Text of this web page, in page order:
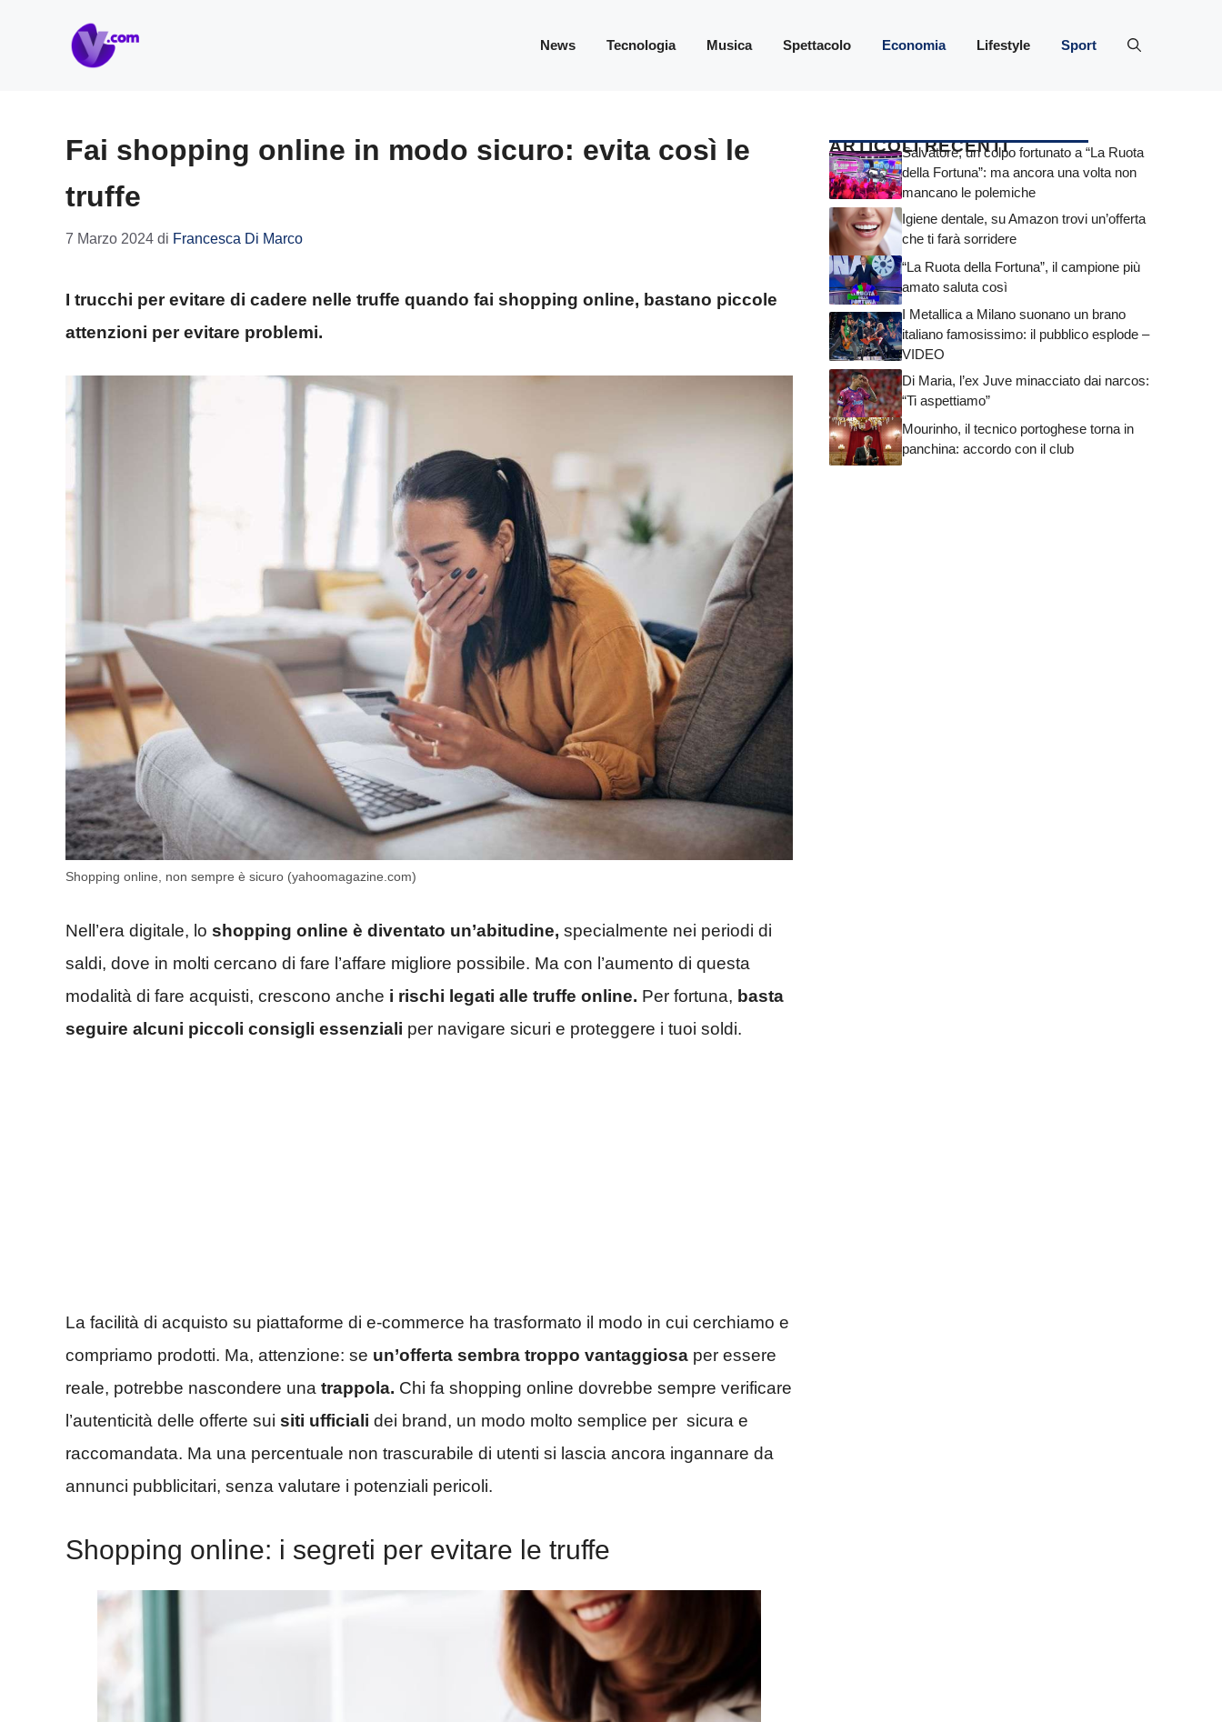
News Tecnologia Musica Spettacolo Economia Lifestyle Sport
Fai shopping online in modo sicuro: evita così le
truffe
7 Marzo 2024 di Francesca Di Marco
I trucchi per evitare di cadere nelle truffe quando fai shopping online, bastano piccole
attenzioni per evitare problemi.
Shopping online, non sempre è sicuro (yahoomagazine.com)
Nell’era digitale, lo shopping online è diventato un’abitudine, specialmente nei periodi di
saldi, dove in molti cercano di fare l’affare migliore possibile. Ma con l’aumento di questa
modalità di fare acquisti, crescono anche i rischi legati alle truffe online. Per fortuna, basta
seguire alcuni piccoli consigli essenziali per navigare sicuri e proteggere i tuoi soldi.
La facilità di acquisto su piattaforme di e-commerce ha trasformato il modo in cui cerchiamo e
compriamo prodotti. Ma, attenzione: se un’offerta sembra troppo vantaggiosa per essere
reale, potrebbe nascondere una trappola. Chi fa shopping online dovrebbe sempre verificare
l’autenticità delle offerte sui siti ufficiali dei brand, un modo molto semplice per sicura e
raccomandata. Ma una percentuale non trascurabile di utenti si lascia ancora ingannare da
annunci pubblicitari, senza valutare i potenziali pericoli.
Shopping online: i segreti per evitare le truffe
ARTICOLI RECENTI
Salvatore, un colpo fortunato a “La Ruota
della Fortuna”: ma ancora una volta non
mancano le polemiche
Igiene dentale, su Amazon trovi un’offerta
che ti farà sorridere
“La Ruota della Fortuna”, il campione più
amato saluta così
I Metallica a Milano suonano un brano
italiano famosissimo: il pubblico esplode –
VIDEO
Di Maria, l’ex Juve minacciato dai narcos:
“Ti aspettiamo”
Mourinho, il tecnico portoghese torna in
panchina: accordo con il club